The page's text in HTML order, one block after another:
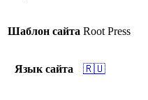
Шаблон сайта Root Press
Язык сайта 🇷🇺